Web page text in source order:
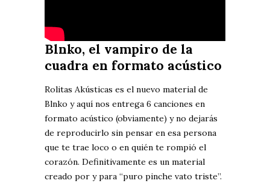
Blnko, el vampiro de la
cuadra en formato acústico
Rolitas Akústicas es el nuevo material de
Blnko y aquí nos entrega 6 canciones en
formato acústico (obviamente) y no dejarás
de reproducirlo sin pensar en esa persona
que te trae loco o en quién te rompió el
corazón. Definitivamente es un material
creado por y para “puro pinche vato triste”.